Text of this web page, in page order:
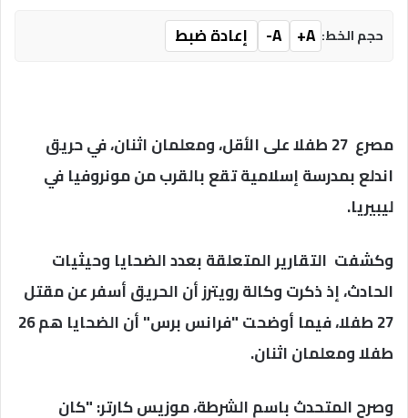
حجم الخط: A+
A- إعادة ضبط
مصرع 27 طفلا على الأقل، ومعلمان اثنان، في حريق
اندلع بمدرسة إسلامية تقع بالقرب من مونروفيا في
ليبيريا.
وكشفت التقارير المتعلقة بعدد الضحايا وحيثيات
الحادث، إذ ذكرت وكالة رويترز أن الحريق أسفر عن مقتل
27 طفلا، فيما أوضحت "فرانس برس" أن الضحايا هم 26
طفلا ومعلمان اثنان.
وصرح المتحدث باسم الشرطة، موزيس كارتر: "كان